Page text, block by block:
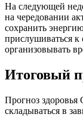
На следующей
на чередовании
сохранить
прислушиваться к
организовывать
Итоговый
Прогноз
складываться в